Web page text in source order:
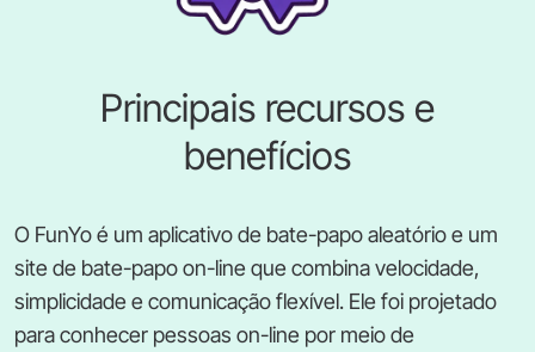
Principais recursos e
benefícios
O FunYo é um aplicativo de bate-papo aleatório e um
site de bate-papo on-line que combina velocidade,
simplicidade e comunicação flexível. Ele foi projetado
para conhecer pessoas on-line por meio de